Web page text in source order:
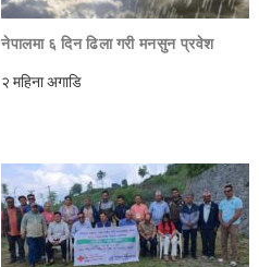
नेपालमा ६ दिन ढिला गरी मनसुन प्रवेश
२ महिना अगाडि